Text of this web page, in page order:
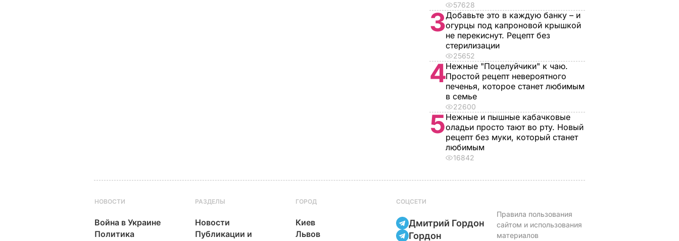
57628
3Добавьте это в каждую банку – и
огурцы под капроновой крышкой
не перекиснут. Рецепт без
стерилизации
25652
4Нежные "Поцелуйчики" к чаю.
Простой рецепт невероятного
печенья, которое станет любимым
в семье
22600
5Нежные и пышные кабачковые
оладьи просто тают во рту. Новый
рецепт без муки, который станет
любимым
16842
НОВОСТИ
Война в Украине
Политика
РАЗДЕЛЫ
Новости
Публикации и
ГОРОД
Киев
Львов
СОЦСЕТИ
Дмитрий Гордон
Гордон
Правила пользования
сайтом и использования
материалов